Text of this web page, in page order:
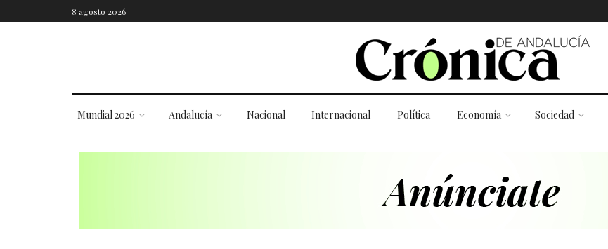
8 agosto 2026
Mundial 2026 Andalucía Nacional Internacional Política Economía Sociedad